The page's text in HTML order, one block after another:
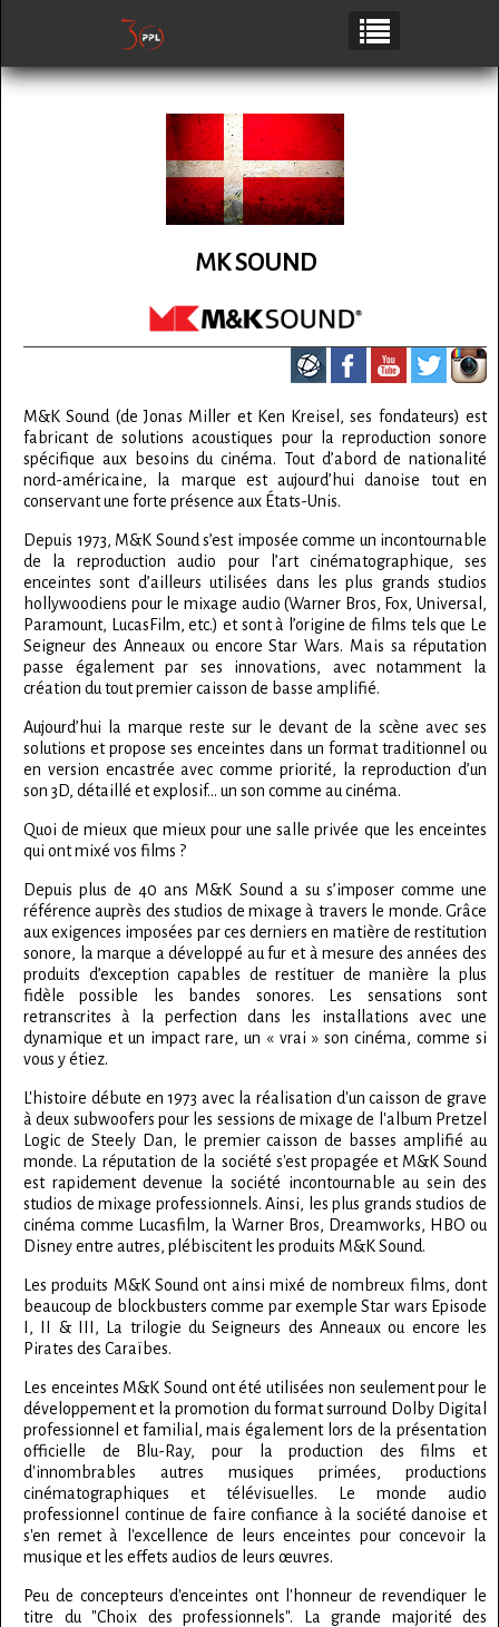
MK SOUND
M&K Sound (de Jonas Miller et Ken Kreisel, ses fondateurs) est
fabricant de solutions acoustiques pour la reproduction sonore
spécifique aux besoins du cinéma. Tout d’abord de nationalité
nord-américaine, la marque est aujourd’hui danoise tout en
conservant une forte présence aux États-Unis.
Depuis 1973, M&K Sound s’est imposée comme un incontournable
de la reproduction audio pour l’art cinématographique, ses
enceintes sont d’ailleurs utilisées dans les plus grands studios
hollywoodiens pour le mixage audio (Warner Bros, Fox, Universal,
Paramount, LucasFilm, etc.) et sont à l’origine de films tels que Le
Seigneur des Anneaux ou encore Star Wars. Mais sa réputation
passe également par ses innovations, avec notamment la
création du tout premier caisson de basse amplifié.
Aujourd’hui la marque reste sur le devant de la scène avec ses
solutions et propose ses enceintes dans un format traditionnel ou
en version encastrée avec comme priorité, la reproduction d’un
son 3D, détaillé et explosif… un son comme au cinéma.
Quoi de mieux que mieux pour une salle privée que les enceintes
qui ont mixé vos films ?
Depuis plus de 40 ans M&K Sound a su s’imposer comme une
référence auprès des studios de mixage à travers le monde. Grâce
aux exigences imposées par ces derniers en matière de restitution
sonore, la marque a développé au fur et à mesure des années des
produits d’exception capables de restituer de manière la plus
fidèle possible les bandes sonores. Les sensations sont
retranscrites à la perfection dans les installations avec une
dynamique et un impact rare, un « vrai » son cinéma, comme si
vous y étiez.
L'histoire débute en 1973 avec la réalisation d'un caisson de grave
à deux subwoofers pour les sessions de mixage de l'album Pretzel
Logic de Steely Dan, le premier caisson de basses amplifié au
monde. La réputation de la société s'est propagée et M&K Sound
est rapidement devenue la société incontournable au sein des
studios de mixage professionnels. Ainsi, les plus grands studios de
cinéma comme Lucasfilm, la Warner Bros, Dreamworks, HBO ou
Disney entre autres, plébiscitent les produits M&K Sound.
Les produits M&K Sound ont ainsi mixé de nombreux films, dont
beaucoup de blockbusters comme par exemple Star wars Episode
I, II & III, La trilogie du Seigneurs des Anneaux ou encore les
Pirates des Caraïbes.
Les enceintes M&K Sound ont été utilisées non seulement pour le
développement et la promotion du format surround Dolby Digital
professionnel et familial, mais également lors de la présentation
officielle de Blu-Ray, pour la production des films et
d'innombrables autres musiques primées, productions
cinématographiques et télévisuelles. Le monde audio
professionnel continue de faire confiance à la société danoise et
s'en remet à l'excellence de leurs enceintes pour concevoir la
musique et les effets audios de leurs œuvres.
Peu de concepteurs d'enceintes ont l'honneur de revendiquer le
titre du "Choix des professionnels". La grande majorité des